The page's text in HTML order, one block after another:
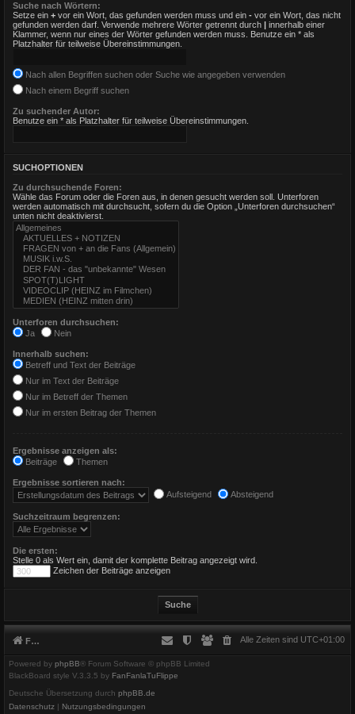
Suche nach Wörtern:
Setze ein + vor ein Wort, das gefunden werden muss und ein - vor ein Wort, das nicht
gefunden werden darf. Verwende mehrere Wörter getrennt durch | innerhalb einer
Klammer, wenn nur eines der Wörter gefunden werden muss. Benutze ein * als
Platzhalter für teilweise Übereinstimmungen.
Nach allen Begriffen suchen oder Suche wie angegeben verwenden
Nach einem Begriff suchen
Zu suchender Autor:
Benutze ein * als Platzhalter für teilweise Übereinstimmungen.
SUCHOPTIONEN
Zu durchsuchende Foren:
Wähle das Forum oder die Foren aus, in denen gesucht werden soll. Unterforen
werden automatisch mit durchsucht, sofern du die Option „Unterforen durchsuchen“
unten nicht deaktivierst.
Unterforen durchsuchen:
Ja
Nein
Innerhalb suchen:
Betreff und Text der Beiträge
Nur im Text der Beiträge
Nur im Betreff der Themen
Nur im ersten Beitrag der Themen
Ergebnisse anzeigen als:
Beiträge
Themen
Ergebnisse sortieren nach:
Aufsteigend
Absteigend
Suchzeitraum begrenzen:
Die ersten:
Stelle 0 als Wert ein, damit der komplette Beitrag angezeigt wird.
Zeichen der Beiträge anzeigen
Foren-Übersicht Alle Zeiten sind UTC+01:00
Powered by phpBB® Forum Software © phpBB Limited
BlackBoard style V.3.3.5 by FanFanlaTuFlippe
Deutsche Übersetzung durch phpBB.de
Datenschutz | Nutzungsbedingungen